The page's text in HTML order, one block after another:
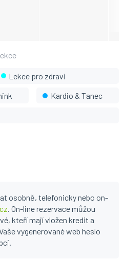
Lekce pro zdraví
Kardio & Tanec
osobně, telefonicky nebo on-
. On-line rezervace můžou
kteří mají vložen kredit a
vygenerované web heslo